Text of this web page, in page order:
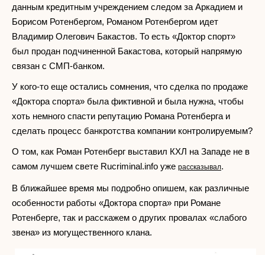
данным кредитным учреждением следом за Аркадием и
Борисом Ротенбергом, Романом Ротенбергом идет
Владимир Олегович Бакастов. То есть «Доктор спорт»
был продан подчиненной Бакастова, который напрямую
связан с СМП-банком.
У кого-то еще остались сомнения, что сделка по продаже
«Доктора спорта» была фиктивной и была нужна, чтобы
хоть немного спасти репутацию Романа Ротенберга и
сделать процесс банкротства компании контролируемым?
О том, как Роман Ротенберг выставил КХЛ на Западе не в
самом лучшем свете Rucriminal.info уже рассказывал.
В ближайшее время мы подробно опишем, как различные
особенности работы «Доктора спорта» при Романе
Ротенберге, так и расскажем о других провалах «слабого
звена» из могущественного клана.